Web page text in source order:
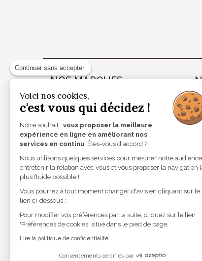
NOS MARQUES
Theo
Caroline Abram
Etnia Barcelona
Lindberg
Lunor
Mykita
Nathalie Blanc
Ross & Brown
Starck
Talla
Continuer sans accepter
Voici nos cookies,
c'est vous qui décidez !
Notre souhait : vous proposer la meilleure
expérience en ligne en améliorant nos
services en continu . Êtes-vous d'accord ?
Nous utilisons quelques services pour mesurer notre audience,
entretenir la relation avec vous et vous proposer la navigation
plus fluide possible !
Vous pourrez à tout moment changer d'avis en cliquant sur le
lien ci-dessous :
Pour modifier vos préférences par la suite, cliquez sur le lien
'Préférences de cookies' situé dans le pied de page.
Lire la politique de confidentialité
Consentements certifiés par